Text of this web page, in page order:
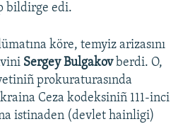
bildirge edi.
köre, temyiz arizasını
Sergey Bulgakov berdi. O,
prokuraturasında
Ceza kodeksiniñ 111-inci
istinaden (devlet hainligi)